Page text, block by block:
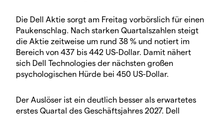
Die Dell Aktie sorgt am Freitag vorbörslich für einen
Paukenschlag. Nach starken Quartalszahlen steigt
die Aktie zeitweise um rund 38 % und notiert im
Bereich von 437 bis 442 US-Dollar. Damit nähert
sich Dell Technologies der nächsten großen
psychologischen Hürde bei 450 US-Dollar.
Der Auslöser ist ein deutlich besser als erwartetes
erstes Quartal des Geschäftsjahres 2027. Dell